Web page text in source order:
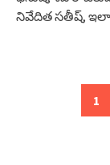
నివేదిత సతీష్,
1